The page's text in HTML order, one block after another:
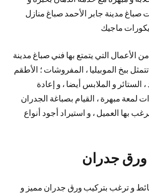
صباغ مدينة جابر الأحمد صباغ منازل
ماجيك
الأعمال التي يتمتع بها فني صباغ مدينة
ببخ الموبيليا ، المفروشات ؛ الأطقم
الستائر و الملابس أيضا ، و إعادة
لمعة مبهرة ، القيام بصباغة الجدران
بها العميل ، و استيراد أجود أنواع
جدران
و ترغب بتركيب ورق جدران مميز و